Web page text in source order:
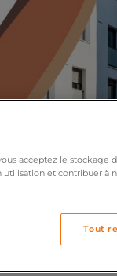
acceptez le
utilisation et contribuer à
Tout